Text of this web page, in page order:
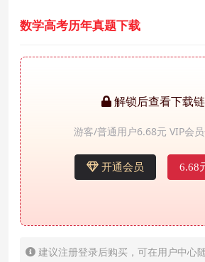
数学高考历年真题下载
解锁后查看下载
游客/普通用户6.68元 VIP会
开通会员 6.68
建议注册登录后购买，可在用户中心